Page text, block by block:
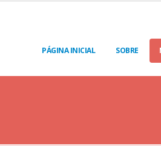
PÁGINA INICIAL SOBRE